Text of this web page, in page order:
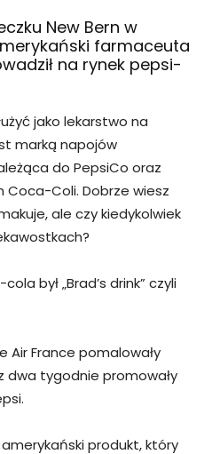
New Bern w
farmaceuta
na rynek pepsi-
jako lekarstwo na
marką napojów
do PepsiCo oraz
Coca-Coli. Dobrze wiesz
ale czy kiedykolwiek
był „Brad’s drink” czyli
Air France pomalowały
tygodnie promowały
produkt, który